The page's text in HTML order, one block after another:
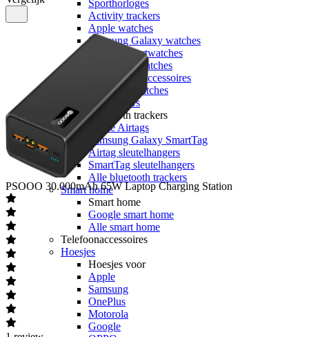
Sporthorloges
Activity trackers
Apple watches
Samsung Galaxy watches
Garmin smartwatches
Polar smartwatches
Smartwatch accessoires
Alle smartwatches
Bluetooth trackers
Bluetooth trackers
Apple Airtags
Samsung Galaxy SmartTag
Airtag sleutelhangers
SmartTag sleutelhangers
Alle bluetooth trackers
Smart home
Smart home
Google smart home
Alle smart home
Telefoonaccessoires
Hoesjes
Hoesjes voor
Apple
Samsung
OnePlus
Motorola
Google
PSOOO 30.000mAh 65W Laptop Charging Station